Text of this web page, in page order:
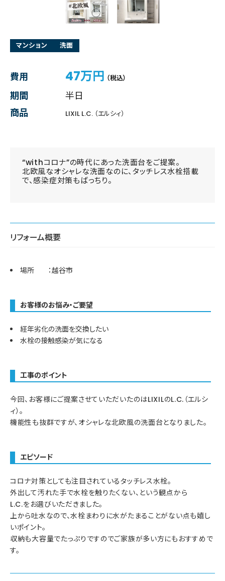
マンション 洗面
費用 47万円 （税込）
期間
半日
商品
LIXIL L.C. （エルシィ）
“withコロナ”の時代にあった洗面台をご提案。
北欧風なオシャレな洗面なのに、タッチレス水栓搭載
で、感染症対策もばっちり。
リフォーム概要
場所 ：越谷市
お客様のお悩み・ご要望
経年劣化の洗面を交換したい
水栓の接触感染が気になる
工事のポイント
今回、お客様にご提案させていただいたのはLIXILのL.C.（エルシ
ィ）。
機能性も抜群ですが、オシャレな北欧風の洗面台となりました。
エピソード
コロナ対策としても注目されているタッチレス水栓。
外出して汚れた手で水栓を触りたくない、という観点から
L.C.をお選びいただきました。
上から吐水なので、水栓まわりに水がたまることがない点も嬉し
いポイント。
収納も大容量でたっぷりですのでご家族が多い方にもおすすめで
す。